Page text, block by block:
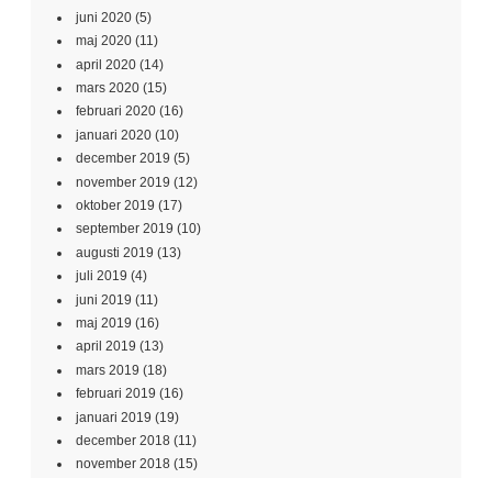
juni 2020 (5)
maj 2020 (11)
april 2020 (14)
mars 2020 (15)
februari 2020 (16)
januari 2020 (10)
december 2019 (5)
november 2019 (12)
oktober 2019 (17)
september 2019 (10)
augusti 2019 (13)
juli 2019 (4)
juni 2019 (11)
maj 2019 (16)
april 2019 (13)
mars 2019 (18)
februari 2019 (16)
januari 2019 (19)
december 2018 (11)
november 2018 (15)